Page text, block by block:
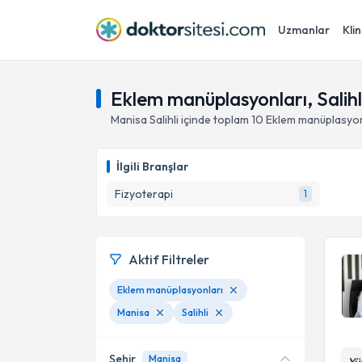
Uzmanlar
Eklem manüplasyonları,
Manisa Salihli içinde toplam 10 Eklem
İlgili Branşlar
Fizyoterapi
1
Aktif Filtreler
Eklem manüplasyonları
Manisa
Salihli
Şehir Manisa